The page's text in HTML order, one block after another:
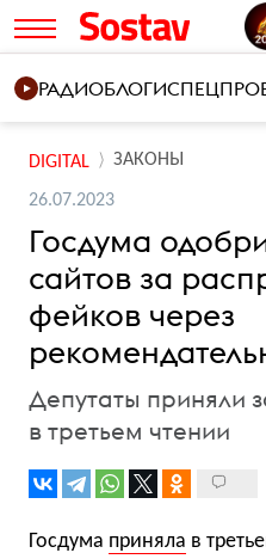
РАДИОБЛОГИ
DIGITAL ЗАКОНЫ
26.07.2023
Госдума
сайтов за
фейков через
Депутаты приняли
в третьем чтении
Госдума приняла в